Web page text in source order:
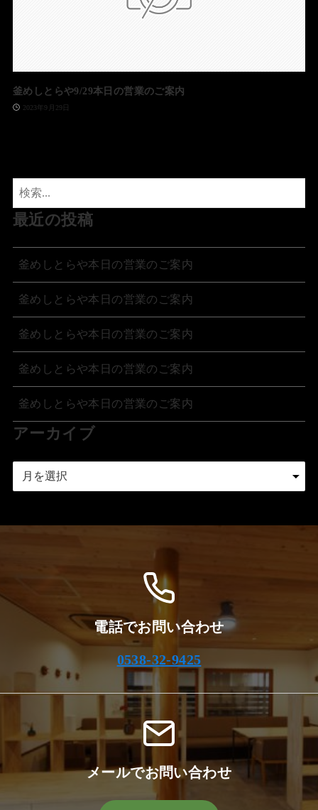
釜めしとらや9/29本日の営業のご案内
2023年9月29日
最近の投稿
釜めしとらや本日の営業のご案内
釜めしとらや本日の営業のご案内
釜めしとらや本日の営業のご案内
釜めしとらや本日の営業のご案内
釜めしとらや本日の営業のご案内
アーカイブ
電話でお問い合わせ
0538-32-9425
メールでお問い合わせ